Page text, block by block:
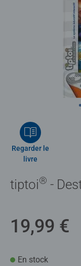
Regarder le
livre
tiptoi® -
19,99 €
En stock